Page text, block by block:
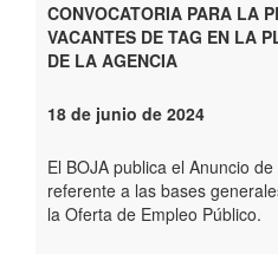
CONVOCATORIA PARA LA
VACANTES DE TAG EN LA
DE LA AGENCIA
18 de junio de 2024
El BOJA publica el Anuncio
referente a las bases
la Oferta de Empleo Público.